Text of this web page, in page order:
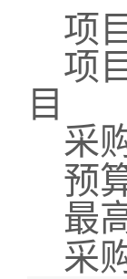
项
项
目
采
预
最
采